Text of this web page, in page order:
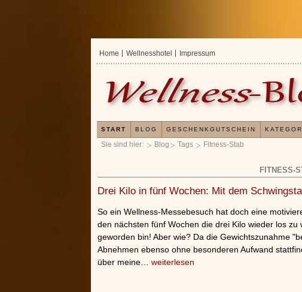
Sie sind hier: Blog Tags Fitness-Stab
FITNESS-
Drei Kilo in fünf Wochen: Mit dem
So ein Wellness-Messebesuch hat doch eine
den nächsten fünf Wochen die drei Kilo wieder los
geworden bin! Aber wie? Da die Gewichtszunahme
Abnehmen ebenso ohne besonderen Aufwand
über meine… weiterlesen
Home Wellnesshotel Impressum
START BLOG GESCHENKGUTSCHEIN